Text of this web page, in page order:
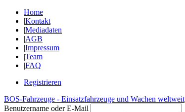
Home
|Kontakt
|Mediadaten
|AGB
|Impressum
|Team
|FAQ
Registrieren
BOS-Fahrzeuge - Einsatzfahrzeuge und Wachen weltweit
Benutzername oder E-Mail